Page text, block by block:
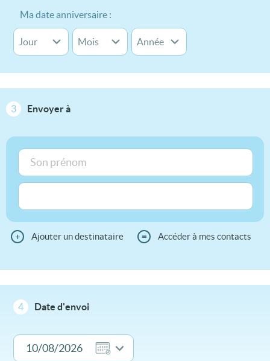
Ma date anniversaire :
3 Envoyer à
+ Ajouter un destinataire ≡ Accéder à mes contacts
4 Date d'envoi